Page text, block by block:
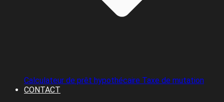
Calculateur de prêt hypothécaire Taxe de mutation
CONTACT